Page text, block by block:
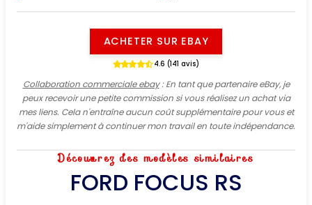
ACHETER SUR EBAY
4.6 (141 avis)
Collaboration commerciale ebay: En tant que partenaire eBay, je
peux recevoir une petite commission si vous réalisez un achat via
mes liens. Cela n'entraîne aucun coût supplémentaire pour vous et
m'aide simplement à continuer mon travail en toute indépendance.
Découvrez des modèles similaires
FORD FOCUS RS